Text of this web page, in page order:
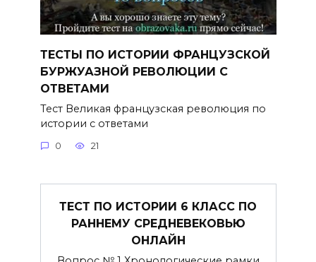
ТЕСТЫ ПО ИСТОРИИ ФРАНЦУЗСКОЙ
БУРЖУАЗНОЙ РЕВОЛЮЦИИ С
ОТВЕТАМИ
Тест Великая французская революция по
истории с ответами
0 21
ТЕСТ ПО ИСТОРИИ 6 КЛАСС ПО
РАННЕМУ СРЕДНЕВЕКОВЬЮ
ОНЛАЙН